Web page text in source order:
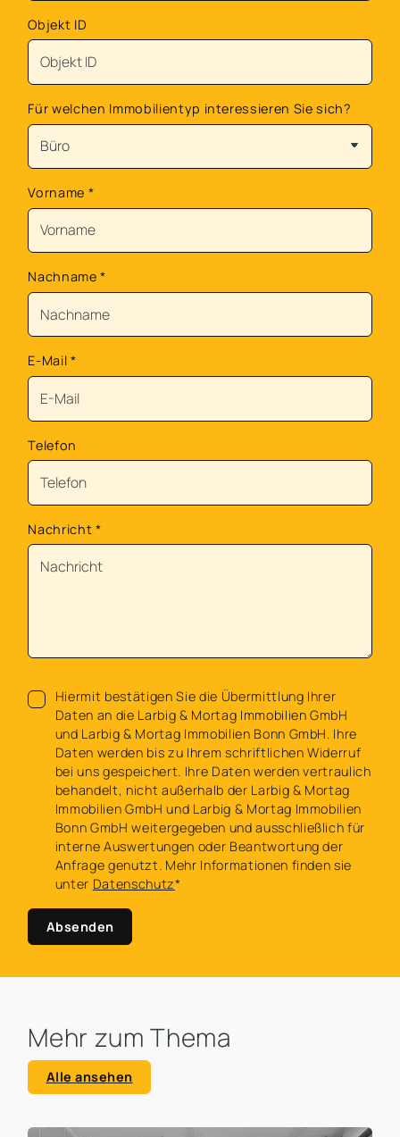
Objekt ID
Für welchen Immobilientyp interessieren Sie sich?
Vorname *
Nachname*
E-Mail *
Telefon
Nachricht *
Hiermit bestätigen Sie die Übermittlung Ihrer
Daten an die Larbig & Mortag Immobilien GmbH
und Larbig & Mortag Immobilien Bonn GmbH. Ihre
Daten werden bis zu Ihrem schriftlichen Widerruf
bei uns gespeichert. Ihre Daten werden vertraulich
behandelt, nicht außerhalb der Larbig & Mortag
Immobilien GmbH und Larbig & Mortag Immobilien
Bonn GmbH weitergegeben und ausschließlich für
interne Auswertungen oder Beantwortung der
Anfrage genutzt. Mehr Informationen finden sie
unter Datenschutz*
Absenden
Mehr zum Thema
Alle ansehen